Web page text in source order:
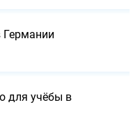
Германии
для учёбы в